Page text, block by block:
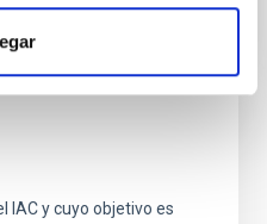
IAC y cuyo objetivo es